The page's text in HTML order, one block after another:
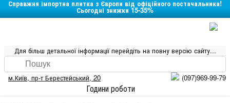
Справжня імпортна плитка з Європи від офіційного постачальника!
Сьогодні знижки 15-35%
Для більш детальної інформації перейдіть на повну версію сайту...
м.Київ, пр-т Берестейський, 20 (097)969-99-79
Години роботи